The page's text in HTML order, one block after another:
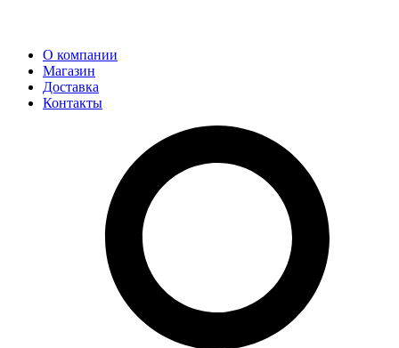
О компании
Магазин
Доставка
Контакты